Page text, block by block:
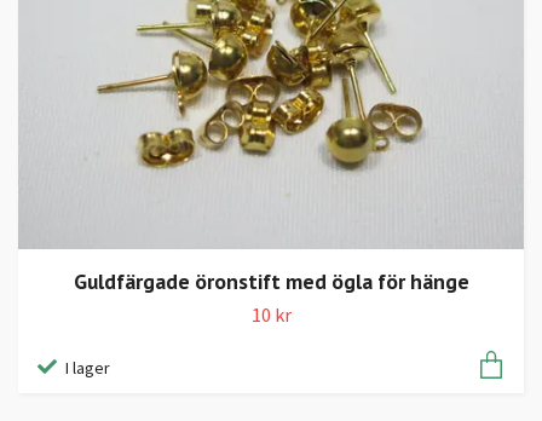
Guldfärgade öronstift med ögla för hänge
10 kr
I lager